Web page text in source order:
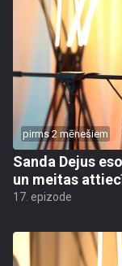
pirms 2 mēnešiem
Sanda Dejus
un meitas
17. epizode